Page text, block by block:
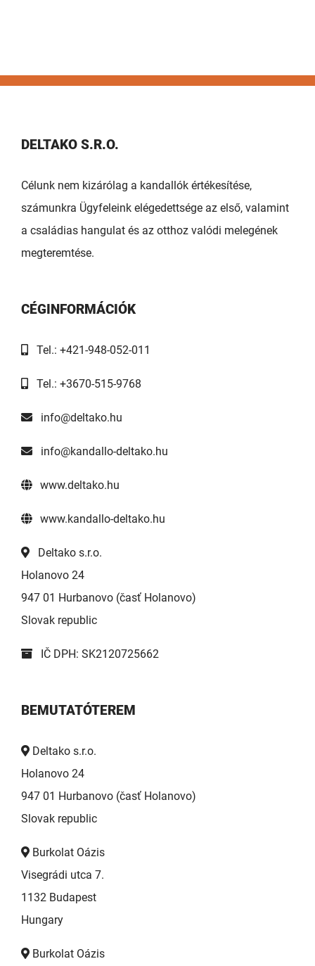
DELTAKO S.R.O.
Célunk nem kizárólag a kandallók értékesítése,
számunkra Ügyfeleink elégedettsége az első, valamint
a családias hangulat és az otthoz valódi melegének
megteremtése.
CÉGINFORMÁCIÓK
Tel.: +421-948-052-011
Tel.: +3670-515-9768
info@deltako.hu
info@kandallo-deltako.hu
www.deltako.hu
www.kandallo-deltako.hu
Deltako s.r.o.
Holanovo 24
947 01 Hurbanovo (časť Holanovo)
Slovak republic
IČ DPH: SK2120725662
BEMUTATÓTEREM
Deltako s.r.o.
Holanovo 24
947 01 Hurbanovo (časť Holanovo)
Slovak republic
Burkolat Oázis
Visegrádi utca 7.
1132 Budapest
Hungary
Burkolat Oázis